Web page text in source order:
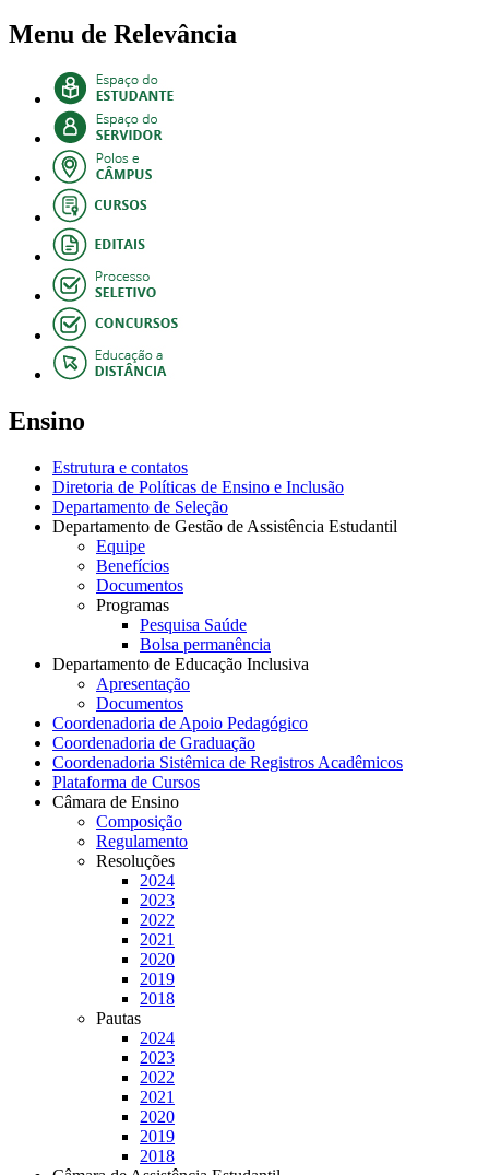
Menu de Relevância
Ensino
Estrutura e contatos
Diretoria de Políticas de Ensino e Inclusão
Departamento de Seleção
Departamento de Gestão de Assistência Estudantil
Equipe
Benefícios
Documentos
Programas
Pesquisa Saúde
Bolsa permanência
Departamento de Educação Inclusiva
Apresentação
Documentos
Coordenadoria de Apoio Pedagógico
Coordenadoria de Graduação
Coordenadoria Sistêmica de Registros Acadêmicos
Plataforma de Cursos
Câmara de Ensino
Composição
Regulamento
Resoluções
2024
2023
2022
2021
2020
2019
2018
Pautas
2024
2023
2022
2021
2020
2019
2018